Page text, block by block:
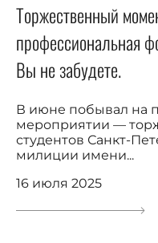
Торжественный
профессиональная
Вы не забудете.
В июне побывал на
мероприятии —
студентов Санкт-
милиции имени...
16 июля 2025